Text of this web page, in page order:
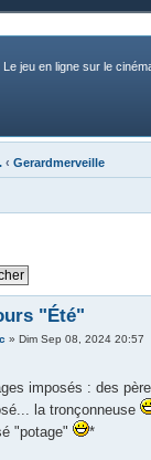
Le jeu en ligne sur le
‹ Gerardmerveille
"Été"
» Dim Sep 08, 2024 20:57
imposés : des
la tronçonneuse
"potage"
*